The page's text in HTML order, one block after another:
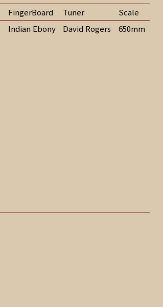
FingerBoard Tuner
Scale
Indian Ebony David Rogers
650mm